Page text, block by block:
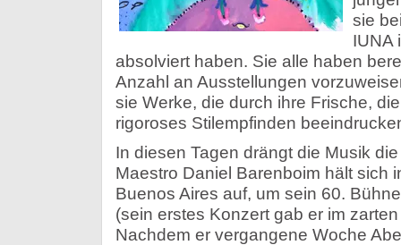
sie
IUNA
absolviert haben. Sie alle haben
Anzahl an Ausstellungen
sie Werke, die durch ihre Frische,
rigoroses Stilempfinden
In diesen Tagen drängt die Musik
Maestro Daniel Barenboim hält sich
Buenos Aires auf, um sein 60.
(sein erstes Konzert gab er im
Nachdem er vergangene Woche